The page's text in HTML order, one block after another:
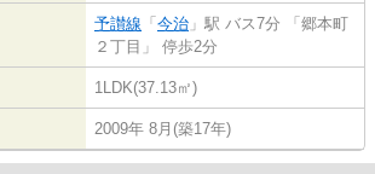
予讃線 「 今治 」駅 バス7分 「郷本町
２丁目」 停歩2分
1LDK(37.13㎡)
2009年 8月(築17年)